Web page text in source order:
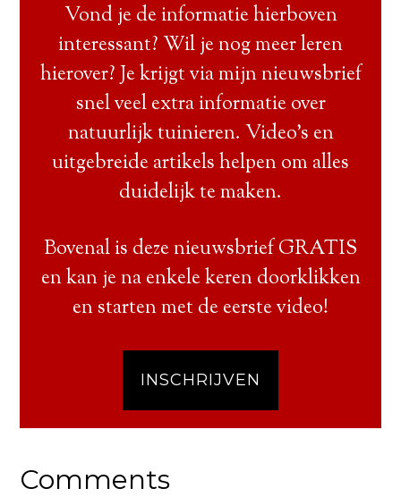
Vond je de informatie hierboven
interessant? Wil je nog meer leren
hierover? Je krijgt via mijn nieuwsbrief
snel veel extra informatie over
natuurlijk tuinieren. Video’s en
uitgebreide artikels helpen om alles
duidelijk te maken.
Bovenal is deze nieuwsbrief GRATIS
en kan je na enkele keren doorklikken
en starten met de eerste video!
INSCHRIJVEN
Comments